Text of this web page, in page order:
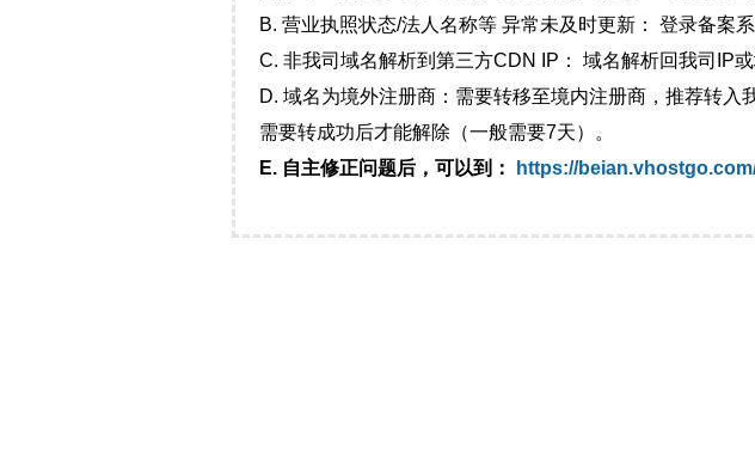
B. 营业执照状态/法人名称等 异常未及时更新： 登录备案
C. 非我司域名解析到第三方CDN IP： 域名解析回我司IP
D. 域名为境外注册商：需要转移至境内注册商，推荐转入
需要转成功后才能解除（一般需要7天）。
E. 自主修正问题后，可以到：
https://